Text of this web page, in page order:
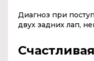
Диагноз при
двух задних лап,